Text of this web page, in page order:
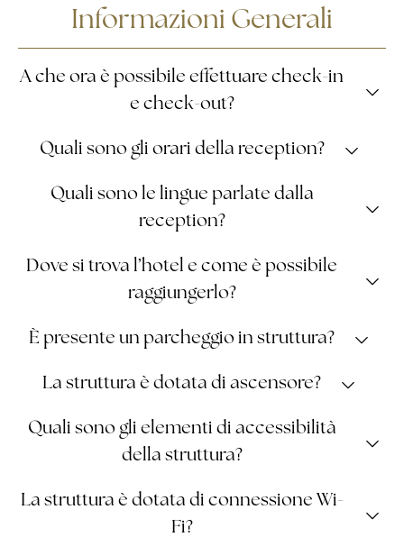
Informazioni Generali
A che ora è possibile effettuare check-in
e check-out?
Il check-in si effettua dalle ore 14.00, mentre il check-
Quali sono gli orari della reception?
Aperta h24.
Quali sono le lingue parlate dalla
reception?
Italiano, inglese, francese, spagnolo e tedesco.
Dove si trova l’hotel e come è possibile
raggiungerlo?
L’hotel si trova inVia M. Politi 2, sulleLatomie dei
Cappuccini
raggiungere facilmente in auto, taxi o autobus
Siracusa.
È presente un parcheggio in struttura?
Sì, gratuito e di ampie dimensioni.
La struttura è dotata di ascensore?
Sì, ci sonotre ascensoriche servono i quattro piani
dell’hotel.
Quali sono gli elementi di accessibilità
della struttura?
Un ascensore per accedere ai piani superiori.
La struttura è dotata di connessione Wi-
Fi?